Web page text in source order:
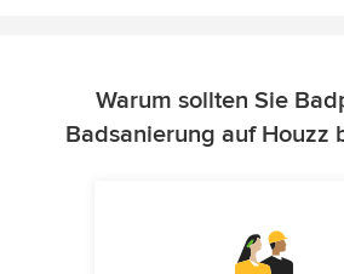
Warum sollten Sie
Badsanierung auf Houzz